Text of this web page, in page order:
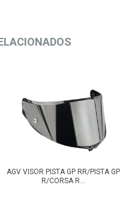
AGV VISOR PISTA GP RR/PISTA GP
R/CORSA R...